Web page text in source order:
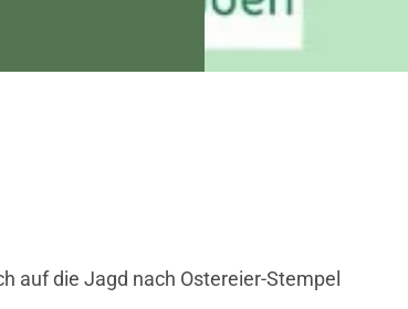
auf die Jagd nach Ostereier-Stempel